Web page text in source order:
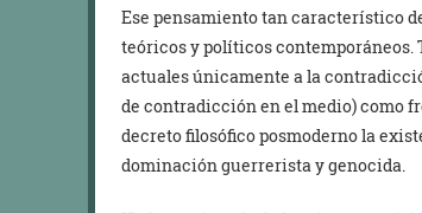
Ese pensamiento tan característico
teóricos y políticos
actuales únicamente a la
de contradicción en el medio) como
decreto filosófico posmoderno la
dominación guerrerista y genocida.